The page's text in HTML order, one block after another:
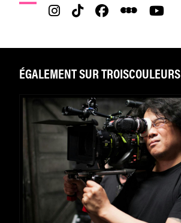
ÉGALEMENT SUR TROISCOULEURS